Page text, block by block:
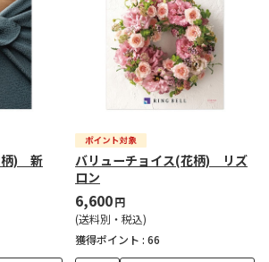
柄) 新
バリューチョイス(花柄) リズ
ロン
6,600円
(送料別・税込)
獲得ポイント : 66